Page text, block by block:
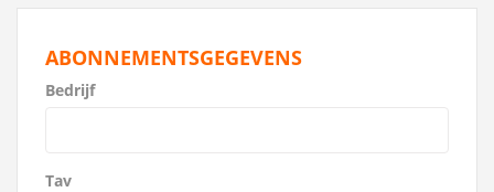
ABONNEMENTSGEGEVENS
Bedrijf
Tav